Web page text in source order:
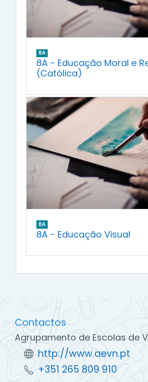
8A
8A - Educação Moral e
(Católica)
8A
8A - Educação Visual
Contactos
Agrupamento de Escolas de
http://www.aevn.pt
+351 265 809 910